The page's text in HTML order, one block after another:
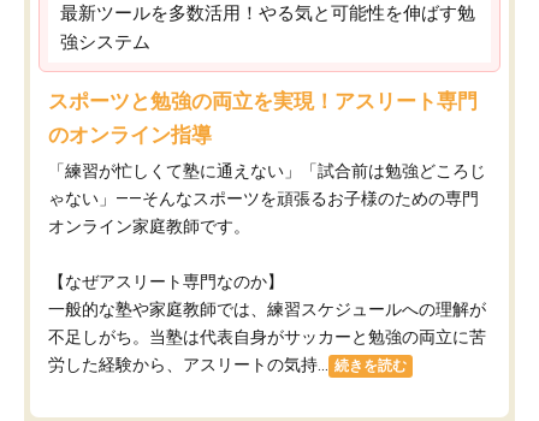
最新ツールを多数活用！やる気と可能性を伸ばす勉
強システム
スポーツと勉強の両立を実現！アスリート専門
のオンライン指導
「練習が忙しくて塾に通えない」「試合前は勉強どころじ
ゃない」——そんなスポーツを頑張るお子様のための専門
オンライン家庭教師です。
【なぜアスリート専門なのか】
一般的な塾や家庭教師では、練習スケジュールへの理解が
不足しがち。当塾は代表自身がサッカーと勉強の両立に苦
労した経験から、アスリートの気持...
続きを読む